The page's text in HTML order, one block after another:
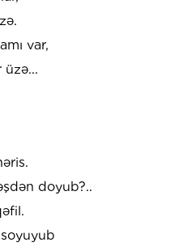
var,
üzə...
doyub?..